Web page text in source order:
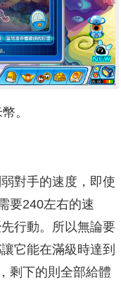
。
對手的速度，即使
要240左右的速
行動。所以無論要
它能在滿級時達到
剩下的則全部給體